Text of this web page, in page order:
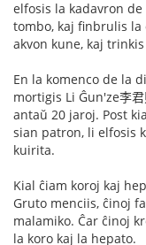
elfosis la kadavron
tombo, kaj finbrulis la
akvon kune, kaj
En la komenco de la
mortigis Li Ĝun'ze李
antaŭ 20 jaroj. Post
sian patron, li elfosis
kuirita.
Kial ĉiam koroj kaj
Gruto menciis, ĉinoj
malamiko. Ĉar ĉinoj
la koro kaj la hepato.